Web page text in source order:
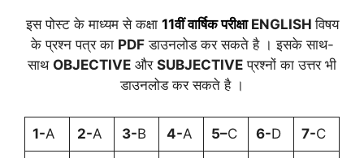
इस पोस्ट के माध्यम से कक्षा 11वीं वार्षिक परीक्षाENGLISHविषय
के प्रश्न पत्र का PDFडाउनलोड कर सकते है । इसके साथ-
साथ OBJECTIVE और SUBJECTIVE प्रश्नों का उत्तर भी
डाउनलोड कर सकते है ।
1-A 2-A 3-B 4-A 5–C 6-D 7-C